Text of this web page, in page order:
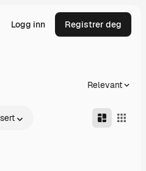
Logg inn Registrer deg
Relevant